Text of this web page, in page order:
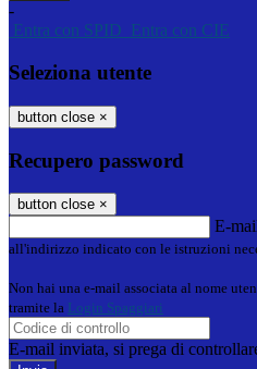
-
Entra con SPID Entra con CIE
Seleziona utente
button close ×
Recupero password
button close ×
E-
all'indirizzo indicato con le istruzioni
Non hai una e-mail associata al nome
tramite la Login Spaggiari
E-mail inviata, si prega di